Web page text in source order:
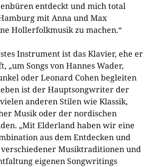
entdeckt und mich total
mit Anna und Max
Hollerfolkmusik zu machen.“
Instrument ist das Klavier, ehe er
„um Songs von Hannes Wader,
oder Leonard Cohen begleiten
ist der Hauptsongwriter der
anderen Stilen wie Klassik,
Musik oder der nordischen
„Mit Elderland haben wir eine
aus dem Entdecken und
verschiedener Musiktraditionen und
eigenen Songwritings